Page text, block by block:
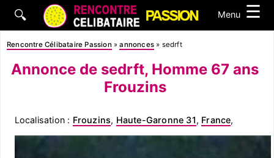
🔍 Menu ☰
Rencontre Célibataire Passion »annonces » sedrft
Annonce de sedrft, Homme 67 ans
Frouzins
Localisation : Frouzins, Haute-Garonne 31, France,